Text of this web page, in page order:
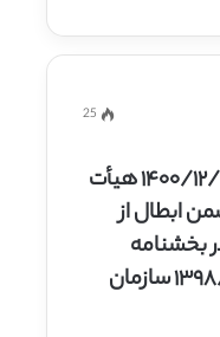
25
۱۴۰۰۰۹۹۷۰۹۰۵۸۱۳۲۲۲ مورخ۱۴۰۰/۱۲/۰۷ هیأت
ابطال از
بخشنامه
شماره ۲۰۰/۹۸/۱۰۲ مورخ ۱۳۹۸/۱۲/۲۱ سازمان